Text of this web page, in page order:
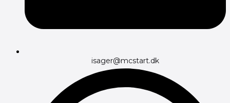
isager@mcstart.dk